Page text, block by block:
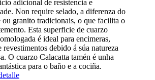
adicional de resistencia e
Non require selado, a diferenza do
ou granito tradicionais, o que facilita o
Esta superficie de cuarzo
é ideal para encimeras,
revestimentos debido á súa natureza
O cuarzo Calacatta tamén é unha
para o baño e a cociña.